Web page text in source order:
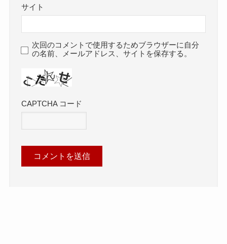
サイト
次回のコメントで使用するためブラウザーに自分
の名前、メールアドレス、サイトを保存する。
CAPTCHA コード